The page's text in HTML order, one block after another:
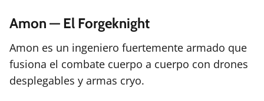
Amon — El Forgeknight
Amon es un ingeniero fuertemente armado que
fusiona el combate cuerpo a cuerpo con drones
desplegables y armas cryo.